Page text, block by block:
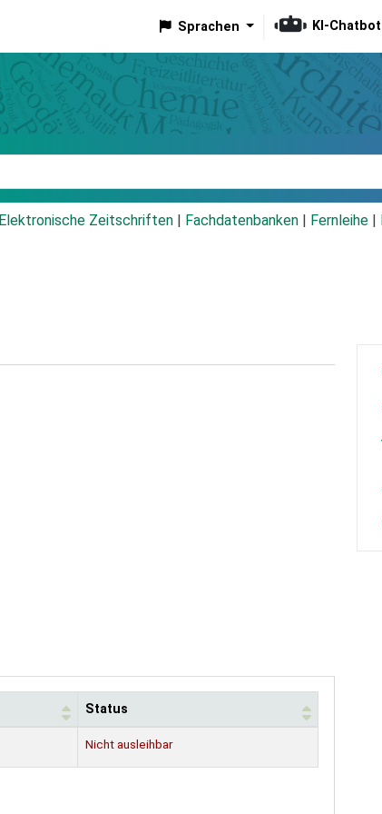
Sprachen KI-Chatbot
Elektronische Zeitschriften Fachdatenbanken Fernleihe
Status
Nicht ausleihbar